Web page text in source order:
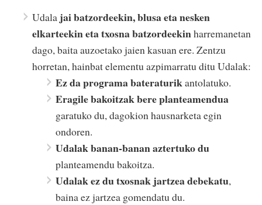
Udala jai batzordeekin, blusa eta nesken
elkarteekin eta txosna batzordeekinharremanetan
dago, baita auzoetako jaien kasuan ere. Zentzu
horretan, hainbat elementu azpimarratu ditu Udalak:
Ez da programa bateraturikantolatuko.
Eragile bakoitzak bere planteamendua
garatuko du, dagokion hausnarketa egin
ondoren.
Udalak banan-banan aztertuko du
planteamendu bakoitza.
Udalak ez du txosnak jartzea debekatu,
baina ez jartzea gomendatu du.